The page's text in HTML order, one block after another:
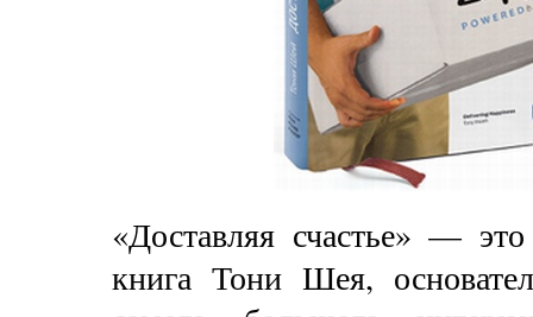
«Доставляя счастье» — это
книга Тони Шея,